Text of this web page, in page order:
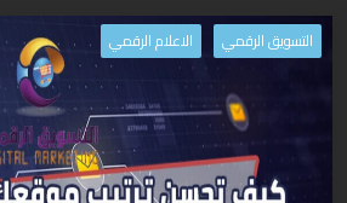
التسويق الرقمي الاعلام الرقمي